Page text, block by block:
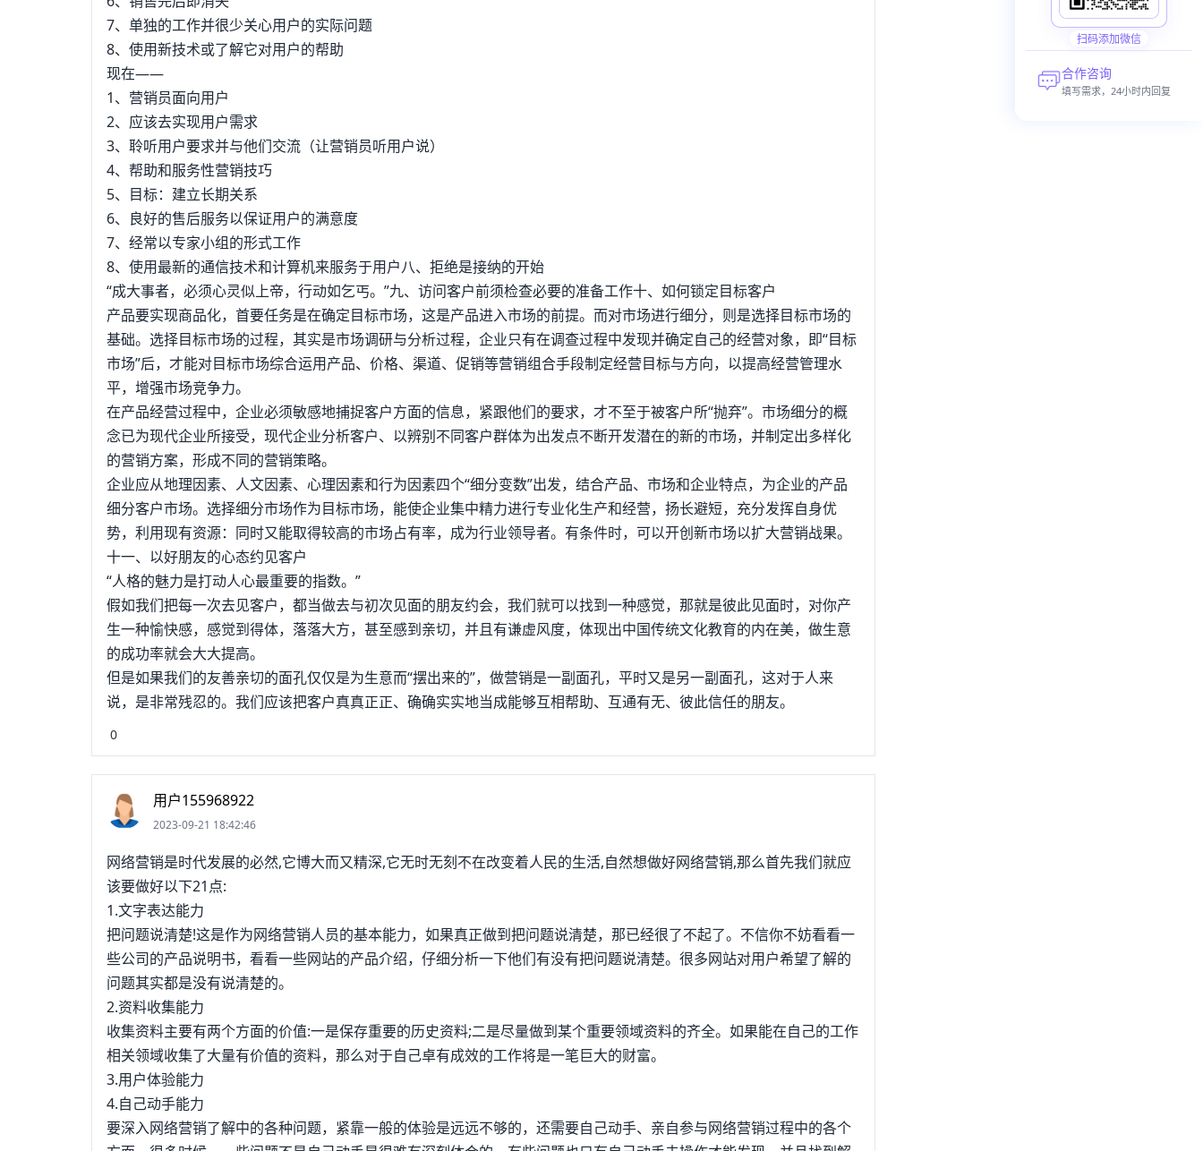
7、单独的工作并很少关心用户的实际问题
8、使用新技术或了解它对用户的帮助
现在——
1、营销员面向用户
2、应该去实现用户需求
3、聆听用户要求并与他们交流（让营销员听用户说）
4、帮助和服务性营销技巧
5、目标：建立长期关系
6、良好的售后服务以保证用户的满意度
7、经常以专家小组的形式工作
8、使用最新的通信技术和计算机来服务于用户八、拒绝是接纳的开始
“成大事者，必须心灵似上帝，行动如乞丐。”九、访问客户前须检查必要的准备工作十、如何锁定目标客户
产品要实现商品化，首要任务是在确定目标市场，这是产品进入市场的前提。而对市场进行细分，则是选择目标市场的
基础。选择目标市场的过程，其实是市场调研与分析过程，企业只有在调查过程中发现并确定自己的经营对象，即“目标
市场”后，才能对目标市场综合运用产品、价格、渠道、促销等营销组合手段制定经营目标与方向，以提高经营管理水
平，增强市场竞争力。
在产品经营过程中，企业必须敏感地捕捉客户方面的信息，紧跟他们的要求，才不至于被客户所“抛弃”。市场细分的概
念已为现代企业所接受，现代企业分析客户、以辨别不同客户群体为出发点不断开发潜在的新的市场，并制定出多样化
的营销方案，形成不同的营销策略。
企业应从地理因素、人文因素、心理因素和行为因素四个“细分变数”出发，结合产品、市场和企业特点，为企业的产品
细分客户市场。选择细分市场作为目标市场，能使企业集中精力进行专业化生产和经营，扬长避短，充分发挥自身优
势，利用现有资源：同时又能取得较高的市场占有率，成为行业领导者。有条件时，可以开创新市场以扩大营销战果。
十一、以好朋友的心态约见客户
“人格的魅力是打动人心最重要的指数。”
假如我们把每一次去见客户，都当做去与初次见面的朋友约会，我们就可以找到一种感觉，那就是彼此见面时，对你产
生一种愉快感，感觉到得体，落落大方，甚至感到亲切，并且有谦虚风度，体现出中国传统文化教育的内在美，做生意
的成功率就会大大提高。
但是如果我们的友善亲切的面孔仅仅是为生意而“摆出来的”，做营销是一副面孔，平时又是另一副面孔，这对于人来
说，是非常残忍的。我们应该把客户真真正正、确确实实地当成能够互相帮助、互通有无、彼此信任的朋友。
0
用户155968922
2023-09-21 18:42:46
网络营销是时代发展的必然,它博大而又精深,它无时无刻不在改变着人民的生活,自然想做好网络营销,那么首先我们就应
该要做好以下21点:
1.文字表达能力
把问题说清楚!这是作为网络营销人员的基本能力，如果真正做到把问题说清楚，那已经很了不起了。不信你不妨看看一
些公司的产品说明书，看看一些网站的产品介绍，仔细分析一下他们有没有把问题说清楚。很多网站对用户希望了解的
问题其实都是没有说清楚的。
2.资料收集能力
收集资料主要有两个方面的价值:一是保存重要的历史资料;二是尽量做到某个重要领域资料的齐全。如果能在自己的工作
相关领域收集了大量有价值的资料，那么对于自己卓有成效的工作将是一笔巨大的财富。
3.用户体验能力
4.自己动手能力
要深入网络营销了解中的各种问题，紧靠一般的体验是远远不够的，还需要自己动手、亲自参与网络营销过程中的各个
扫码添加微信
合作咨询
填写需求，24小时内回复